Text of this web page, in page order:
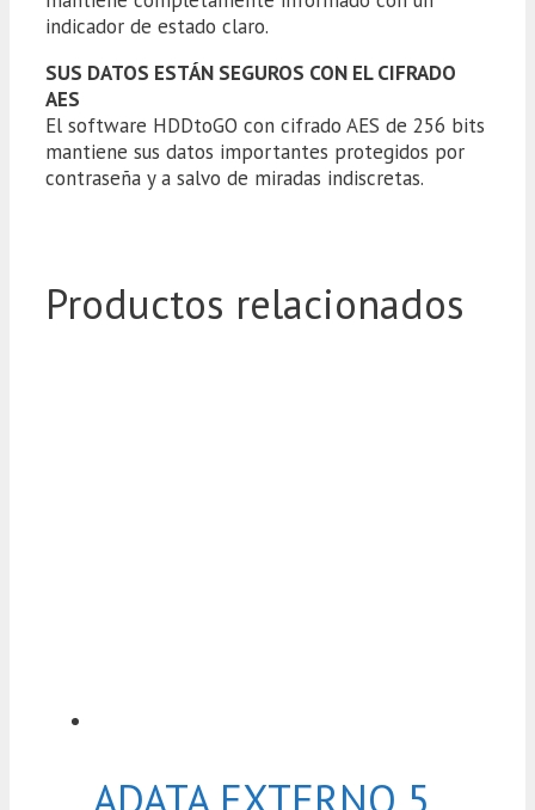
indicador de estado claro.
SUS DATOS ESTÁN SEGUROS CON EL CIFRADO
AES
El software HDDtoGO con cifrado AES de 256 bits
mantiene sus datos importantes protegidos por
contraseña y a salvo de miradas indiscretas.
Productos relacionados